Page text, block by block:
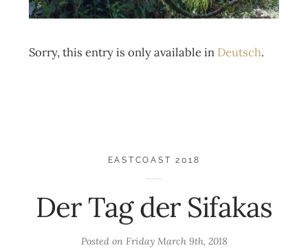
Sorry, this entry is only available in Deutsch.
EASTCOAST 2018
Der Tag der Sifakas
Posted on Friday March 9th, 2018